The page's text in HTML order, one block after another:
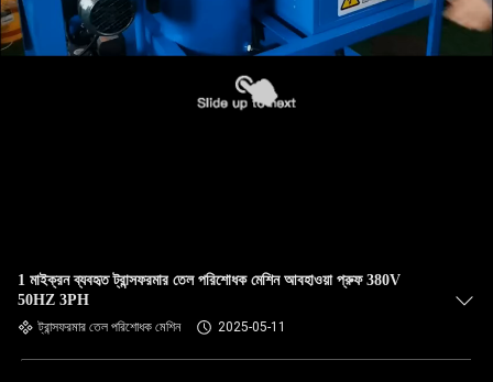
1 মাইক্রন ব্যবহৃত ট্রান্সফরমার তেল পরিশোধক মেশিন আবহাওয়া প্রুফ 380V
50HZ 3PH
ট্রান্সফরমার তেল পরিশোধক মেশিন 2025-05-11